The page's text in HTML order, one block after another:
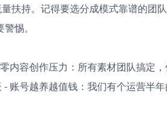
扶持。记得要选分成模式靠谱的团
惕。
内容创作压力：所有素材团队搞定
账号越养越值钱：我们有个运营半